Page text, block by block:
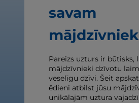
savam
Pareizs uzturs ir būtisks,
mājdzīvnieki dzīvotu
veselīgu dzīvi. Šeit
ēdieni atbilst jūsu
unikālajām uztura